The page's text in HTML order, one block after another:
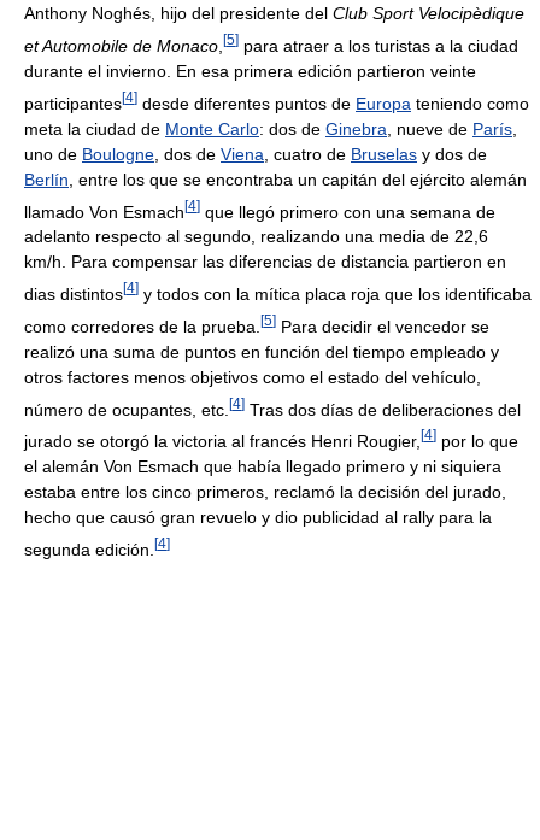
Anthony Noghés, hijo del presidente del Club Sport Velocipèdique
et Automobile de Monaco [5] para atraer a los turistas a la ciudad
durante el invierno. En esa primera edición partieron veinte
participantes[4] desde diferentes puntos de Europa teniendo como
meta la ciudad de Monte Carlo: dos de Ginebra , nueve de París
uno de Boulogne , dos de Viena , cuatro de Bruselas y dos de
Berlín , entre los que se encontraba un capitán del ejército alemán
llamado Von Esmach[4] que llegó primero con una semana de
adelanto respecto al segundo, realizando una media de 22,6
km/h. Para compensar las diferencias de distancia partieron en
dias distintos[4] y todos con la mítica placa roja que los identificaba
como corredores de la prueba. [5] Para decidir el vencedor se
realizó una suma de puntos en función del tiempo empleado y
otros factores menos objetivos como el estado del vehículo,
número de ocupantes, etc. [4] Tras dos días de deliberaciones del
jurado se otorgó la victoria al francés Henri Rougier, [4] por lo que
el alemán Von Esmach que había llegado primero y ni siquiera
estaba entre los cinco primeros, reclamó la decisión del jurado,
hecho que causó gran revuelo y dio publicidad al rally para la
segunda edición. [4]